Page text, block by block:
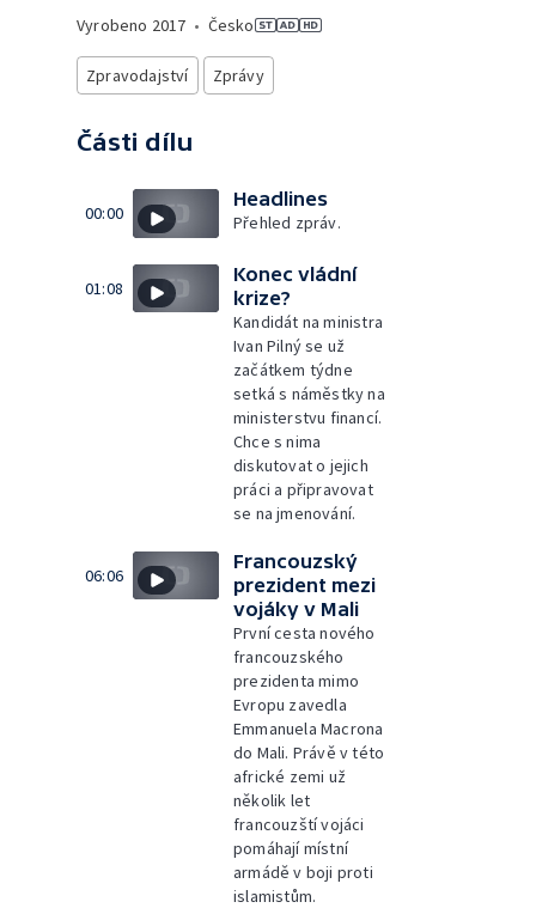
Vyrobeno 2017 • Česko
Zpravodajství Zprávy
Části dílu
00:00
Headlines
Přehled zpráv.
01:08
Konec vládní
krize?
Kandidát na ministra
Ivan Pilný se už
začátkem týdne
setká s náměstky na
ministerstvu financí.
Chce s nima
diskutovat o jejich
práci a připravovat
se na jmenování.
06:06
Francouzský
prezident mezi
vojáky v Mali
První cesta nového
francouzského
prezidenta mimo
Evropu zavedla
Emmanuela Macrona
do Mali. Právě v této
africké zemi už
několik let
francouzští vojáci
pomáhají místní
armádě v boji proti
islamistům.